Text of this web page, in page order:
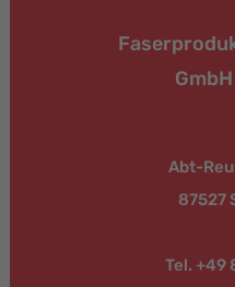
Abt-
87527
Tel. +49